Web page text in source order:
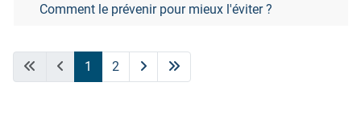
Comment le prévenir pour mieux l'éviter ?
1 2